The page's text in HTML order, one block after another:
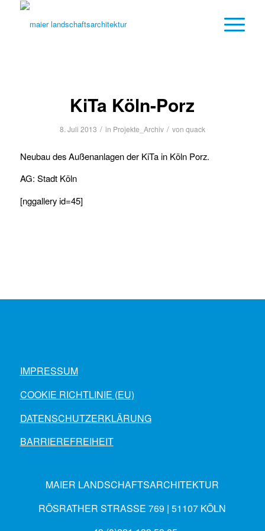
KiTa Köln-Porz
8. Juli 2013 / in Projekte_Archiv / von quack
Neubau des Außenanlagen der KiTa in Köln Porz.
AG: Stadt Köln
[nggallery id=45]
IMPRESSUM
COOKIE RICHTLINIE (EU)
DATENSCHUTZERKLÄRUNG
BARRIEREFREIHEIT
MAIER LANDSCHAFTSARCHITEKTUR
RÖSRATHER STRASSE 769 | 51107 KÖLN